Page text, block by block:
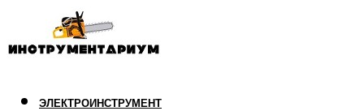
ЭЛЕКТРОИНСТРУМЕНТ